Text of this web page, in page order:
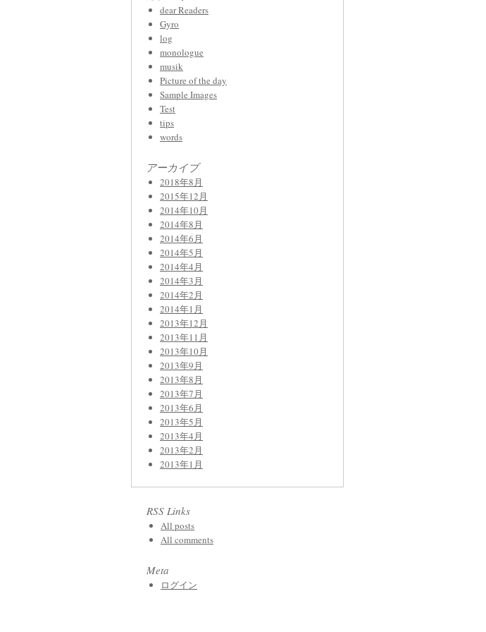
dear Readers
Gyro
log
monologue
musik
Picture of the day
Sample Images
Test
tips
words
アーカイブ
2018年8月
2015年12月
2014年10月
2014年8月
2014年6月
2014年5月
2014年4月
2014年3月
2014年2月
2014年1月
2013年12月
2013年11月
2013年10月
2013年9月
2013年8月
2013年7月
2013年6月
2013年5月
2013年4月
2013年2月
2013年1月
RSS Links
All posts
All comments
Meta
ログイン